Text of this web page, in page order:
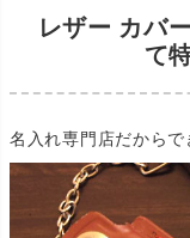
レザー カバ
て
名入れ専門店だからで